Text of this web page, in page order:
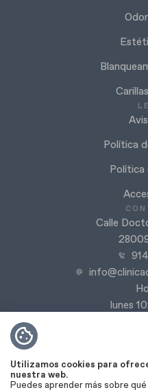
Política
Política
Calle
lunes
viernes
Sábado y
Utilizamos cookies para
nuestra web.
Puedes aprender más sobre qué